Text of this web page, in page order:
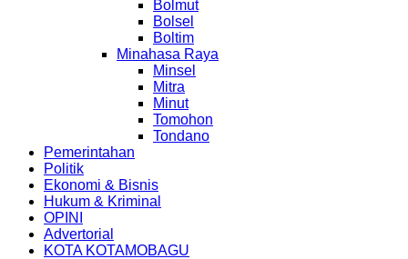
Bolmut
Bolsel
Boltim
Minahasa Raya
Minsel
Mitra
Minut
Tomohon
Tondano
Pemerintahan
Politik
Ekonomi & Bisnis
Hukum & Kriminal
OPINI
Advertorial
KOTA KOTAMOBAGU